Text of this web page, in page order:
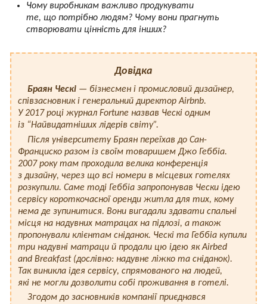
Чому виробникам важливо продукувати
те, що потрібно людям? Чому вони прагнуть
створювати цінність для інших?
Довідка
Браян Ческі — бізнесмен і промисловий дизайнер,
співзасновник і генеральний директор Airbnb.
У 2017 році журнал Fortune назвав Ческі одним
із “Найвидатніших лідерів світу”.
Після університету Браян переїхав до Сан-
Франциско разом із своїм товаришем Джо Геббіа.
2007 року там проходила велика конференція
з дизайну, через що всі номери в місцевих готелях
розкупили. Саме тоді Геббіа запропонував Чески ідею
сервісу короткочасної оренди житла для тих, кому
нема де зупинитися. Вони вигадали здавати спальні
місця на надувних матрацах на підлозі, а також
пропонували клієнтам сніданок. Ческі та Геббіа купили
три надувні матраци й продали цю ідею як Airbed
and Breakfast (дослівно: надувне ліжко та сніданок).
Так виникла ідея сервісу, спрямованого на людей,
які не могли дозволити собі проживання в готелі.
Згодом до засновників компанії приєднався